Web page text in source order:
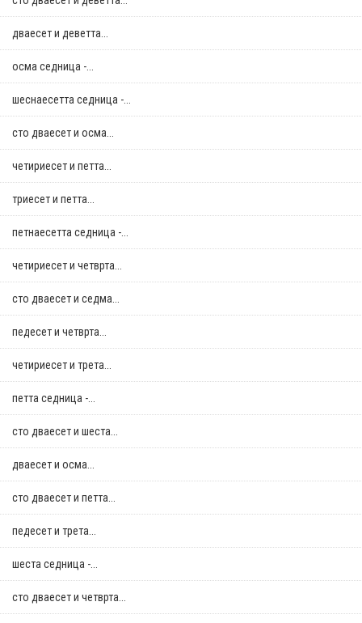
дваесет и деветта...
осма седница -...
шеснаесетта седница -...
сто дваесет и осма...
четириесет и петта...
триесет и петта...
петнаесетта седница -...
четириесет и четврта...
сто дваесет и седма...
педесет и четврта...
четириесет и трета...
петта седница -...
сто дваесет и шеста...
дваесет и осма...
сто дваесет и петта...
педесет и трета...
шеста седница -...
сто дваесет и четврта...